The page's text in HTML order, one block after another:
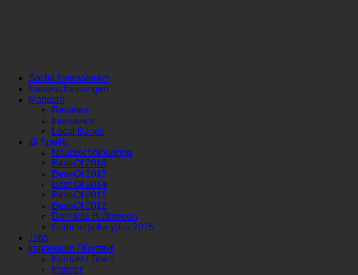
Social Newsstream
Neuerscheinungen
Magazin
Reviews
Interviews
Local Bands
@ Spotify
Neuerscheinungen
Best-Of 2016
Best-Of 2015
Best-Of 2014
Best-Of 2013
Best-Of 2012
Demonic Halloween
Summerpokalypse 2015
Jobs
Impressum / Kontakt
Kontakt / Team
Partner